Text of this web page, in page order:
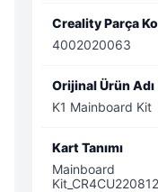
Creality Parça
4002020063
Orijinal Ürün Adı
K1 Mainboard Kit
Kart Tanımı
Mainboard